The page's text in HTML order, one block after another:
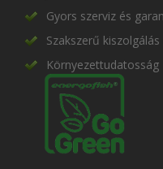
Gyors szerviz és
Szakszerű
Környezettudatosság